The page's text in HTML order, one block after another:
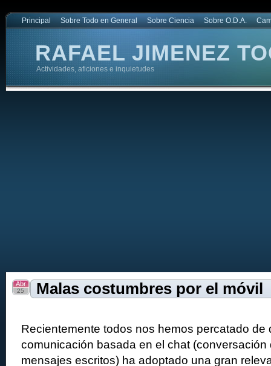
Principal Sobre Todo en General Sobre Ciencia Sobre O.D.A.
RAFAEL JIMENEZ
Actividades, aficiones e inquietudes
Malas costumbres por el móvil
Abr
25
Recientemente todos nos hemos percatado de
comunicación basada en el chat (conversación
mensajes escritos) ha adoptado una gran